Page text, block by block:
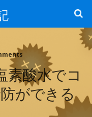
素酸水でコ
ができる